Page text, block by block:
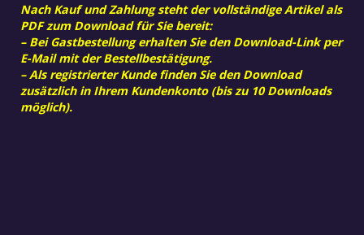
Nach Kauf und Zahlung steht der vollständige Artikel als
PDF zum Download für Sie bereit:
– Bei Gastbestellung erhalten Sie den Download-Link per
E-Mail mit der Bestellbestätigung.
– Als registrierter Kunde finden Sie den Download
zusätzlich in Ihrem Kundenkonto (bis zu 10 Downloads
möglich).